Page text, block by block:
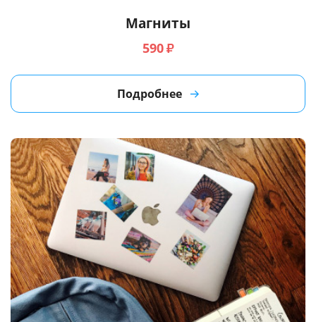
Магниты
590₽
Подробнее